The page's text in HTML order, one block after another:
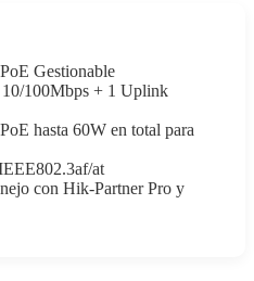
Gestionable
100Mbps + 1 Uplink
hasta 60W en total para
at
con Hik-Partner Pro y